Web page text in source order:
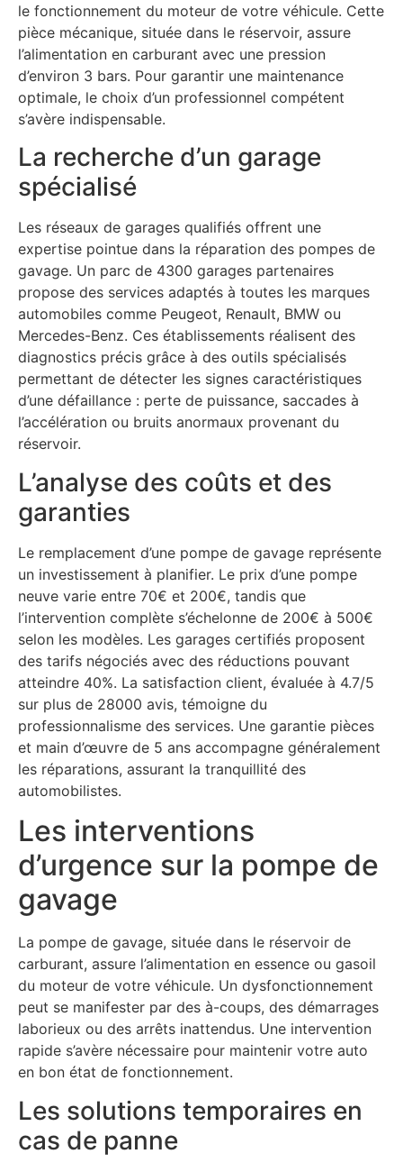
le fonctionnement du moteur de votre véhicule. Cette
pièce mécanique, située dans le réservoir, assure
l’alimentation en carburant avec une pression
d’environ 3 bars. Pour garantir une maintenance
optimale, le choix d’un professionnel compétent
s’avère indispensable.
La recherche d’un garage
spécialisé
Les réseaux de garages qualifiés offrent une
expertise pointue dans la réparation des pompes de
gavage. Un parc de 4300 garages partenaires
propose des services adaptés à toutes les marques
automobiles comme Peugeot, Renault, BMW ou
Mercedes-Benz. Ces établissements réalisent des
diagnostics précis grâce à des outils spécialisés
permettant de détecter les signes caractéristiques
d’une défaillance : perte de puissance, saccades à
l’accélération ou bruits anormaux provenant du
réservoir.
L’analyse des coûts et des
garanties
Le remplacement d’une pompe de gavage représente
un investissement à planifier. Le prix d’une pompe
neuve varie entre 70€ et 200€, tandis que
l’intervention complète s’échelonne de 200€ à 500€
selon les modèles. Les garages certifiés proposent
des tarifs négociés avec des réductions pouvant
atteindre 40%. La satisfaction client, évaluée à 4.7/5
sur plus de 28000 avis, témoigne du
professionnalisme des services. Une garantie pièces
et main d’œuvre de 5 ans accompagne généralement
les réparations, assurant la tranquillité des
automobilistes.
Les interventions
d’urgence sur la pompe de
gavage
La pompe de gavage, située dans le réservoir de
carburant, assure l’alimentation en essence ou gasoil
du moteur de votre véhicule. Un dysfonctionnement
peut se manifester par des à-coups, des démarrages
laborieux ou des arrêts inattendus. Une intervention
rapide s’avère nécessaire pour maintenir votre auto
en bon état de fonctionnement.
Les solutions temporaires en
cas de panne